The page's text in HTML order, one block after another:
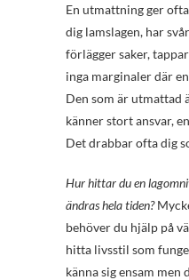
En utmattning ger
dig lamslagen, har
förlägger saker,
inga marginaler där
Den som är utmattad
känner stort ansvar,
Det drabbar ofta dig
Hur hittar du en
ändras hela tiden?
behöver du hjälp på
hitta livsstil som
känna sig ensam men